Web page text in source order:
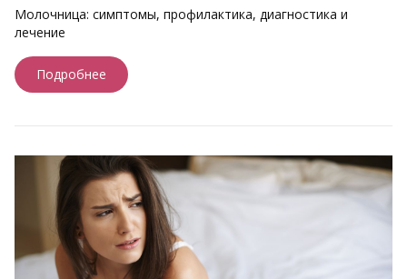
Молочница: симптомы, профилактика, диагностика и
лечение
Подробнее